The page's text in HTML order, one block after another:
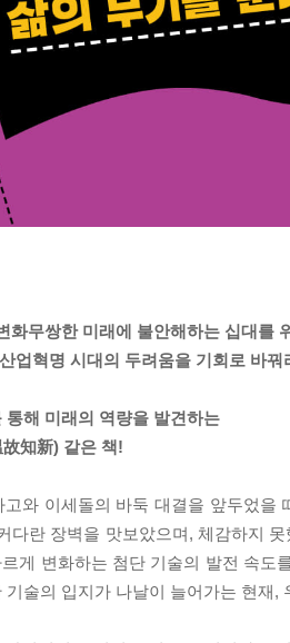
화무쌍한 미래에 불안해하는 십대를
업혁명 시대의 두려움을 기회로 바꿔
통해 미래의 역량을 발견하는
知新) 같은 책!
고와 이세돌의 바둑 대결을 앞두었을
다란 장벽을 맛보았으며, 체감하지
게 변화하는 첨단 기술의 발전 속도
기술의 입지가 나날이 늘어가는 현재,